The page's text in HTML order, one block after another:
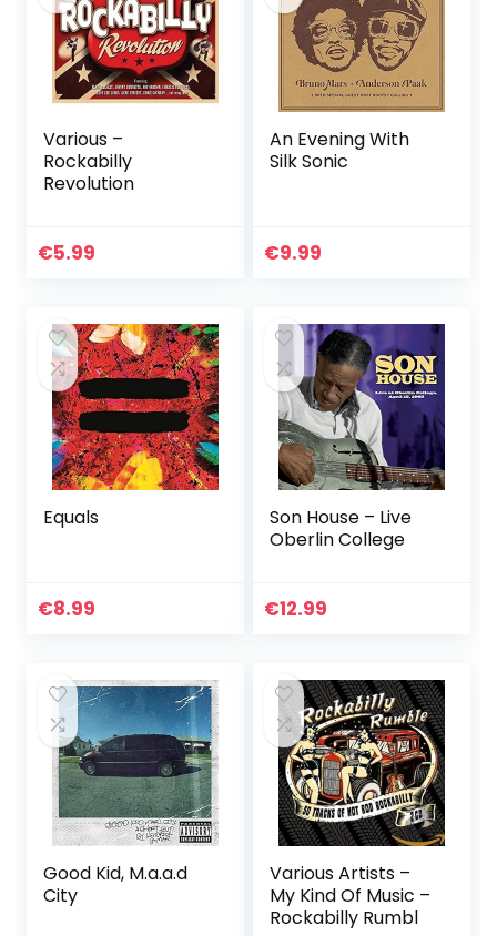
Various –
Rockabilly
Revolution
€5.99
An Evening With
Silk Sonic
€9.99
Equals
€8.99
Son House – Live
Oberlin College
€12.99
Good Kid, M.a.a.d
City
Various Artists –
My Kind Of Music –
Rockabilly Rumbl